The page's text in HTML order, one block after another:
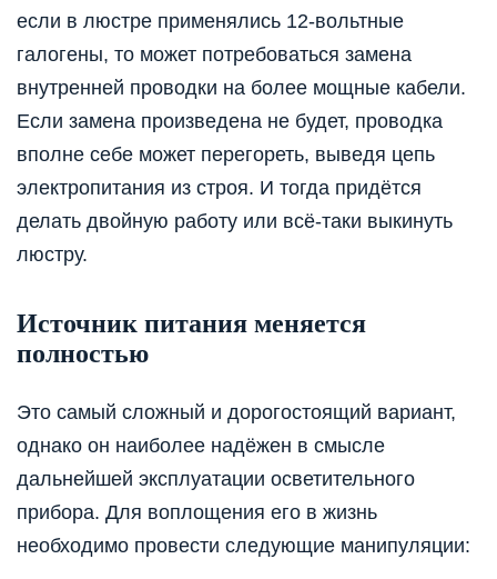
если в люстре применялись 12-вольтные
галогены, то может потребоваться замена
внутренней проводки на более мощные кабели.
Если замена произведена не будет, проводка
вполне себе может перегореть, выведя цепь
электропитания из строя. И тогда придётся
делать двойную работу или всё-таки выкинуть
люстру.
Источник питания меняется
полностью
Это самый сложный и дорогостоящий вариант,
однако он наиболее надёжен в смысле
дальнейшей эксплуатации осветительного
прибора. Для воплощения его в жизнь
необходимо провести следующие манипуляции: